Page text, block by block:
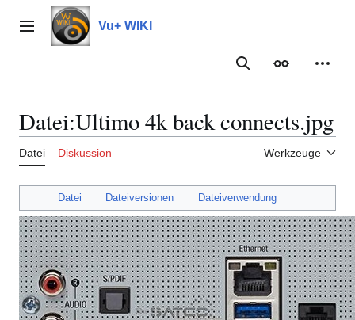
Inhalt
springenHauptmenü Vu+ WIKI
Suche
Datei:Ultimo 4k back connects.jpg
Datei Diskussion Werkzeuge
Datei Dateiversionen Dateiverwendung